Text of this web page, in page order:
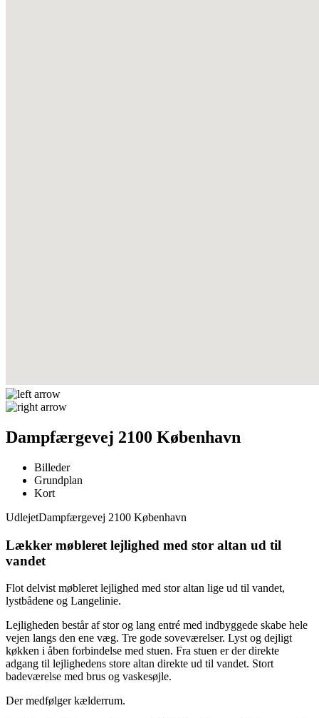
Dampfærgevej 2100 København
Billeder
Grundplan
Kort
UdlejetDampfærgevej 2100 København
Lækker møbleret lejlighed med stor altan ud til
vandet
Flot delvist møbleret lejlighed med stor altan lige ud til vandet,
lystbådene og Langelinie.
Lejligheden består af stor og lang entré med indbyggede skabe hele
vejen langs den ene væg. Tre gode soveværelser. Lyst og dejligt
køkken i åben forbindelse med stuen. Fra stuen er der direkte
adgang til lejlighedens store altan direkte ud til vandet. Stort
badeværelse med brus og vaskesøjle.
Der medfølger kælderrum.